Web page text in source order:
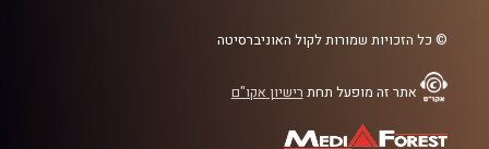
© כל הזכויות שמורות לקול האוניברסיטה
אתר זה מופעל תחת רישיון אקו"ם